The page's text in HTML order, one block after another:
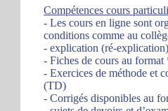
Compétences cours
- Les cours en ligne sont
conditions comme au
- explication (ré-
- Fiches de cours au
- Exercices de méthode et
(TD)
- Corrigés disponibles au